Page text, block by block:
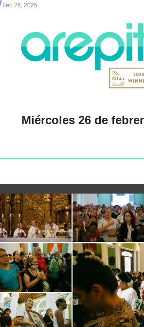
Feb 26, 2025
Miércoles 26 de